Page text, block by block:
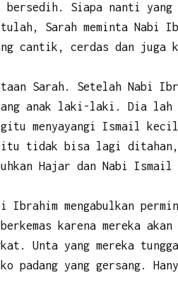
bersedih. Siapa nanti yang
Sarah meminta Nabi
cantik, cerdas dan juga
Sarah. Setelah Nabi
anak laki-laki. Dia lah
menyayangi Ismail kecil
itu tidak bisa lagi ditahan,
Hajar dan Nabi
Ibrahim mengabulkan
karena mereka
Unta yang mereka
padang yang gersang.